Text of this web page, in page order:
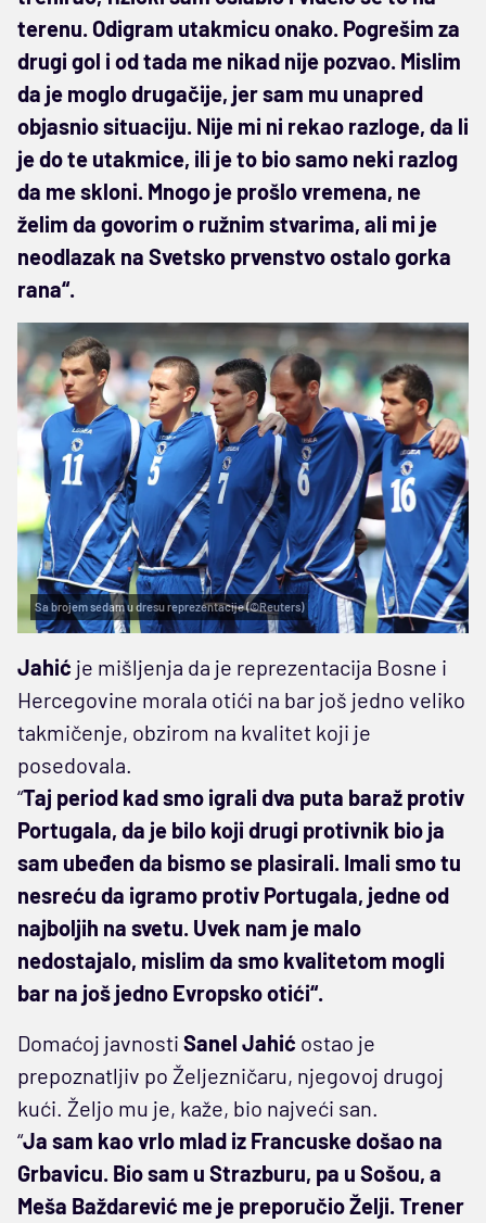
terenu. Odigram utakmicu onako. Pogrešim za
drugi gol i od tada me nikad nije pozvao. Mislim
da je moglo drugačije, jer sam mu unapred
objasnio situaciju. Nije mi ni rekao razloge, da li
je do te utakmice, ili je to bio samo neki razlog
da me skloni. Mnogo je prošlo vremena, ne
želim da govorim o ružnim stvarima, ali mi je
neodlazak na Svetsko prvenstvo ostalo gorka
rana“.
Sa brojem sedam u dresu reprezentacije (©Reuters)
Jahić je mišljenja da je reprezentacija Bosne i
Hercegovine morala otići na bar još jedno veliko
takmičenje, obzirom na kvalitet koji je
posedovala.
“Taj period kad smo igrali dva puta baraž protiv
Portugala, da je bilo koji drugi protivnik bio ja
sam ubeđen da bismo se plasirali. Imali smo tu
nesreću da igramo protiv Portugala, jedne od
najboljih na svetu. Uvek nam je malo
nedostajalo, mislim da smo kvalitetom mogli
bar na još jedno Evropsko otići“.
Domaćoj javnosti Sanel Jahić ostao je
prepoznatljiv po Željezničaru, njegovoj drugoj
kući. Željo mu je, kaže, bio najveći san.
“Ja sam kao vrlo mlad iz Francuske došao na
Grbavicu. Bio sam u Strazburu, pa u Sošou, a
Meša Baždarević me je preporučio Želji. Trener